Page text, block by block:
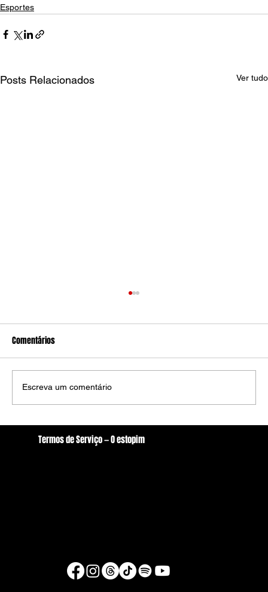
Esportes
Posts Relacionados Ver tudo
Copa do Mundo define últimos semifinalistas
neste sábado (11) em jogos decisivos
Comentários
Escreva um comentário
Termos de Serviço — O estopim